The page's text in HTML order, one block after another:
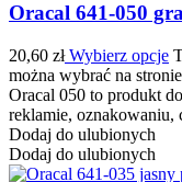
Oracal 641-050
20,60 złWybierz opcje
można wybrać na
Oracal 050 to produkt
reklamie, oznakowaniu,
Dodaj do ulubionych
Dodaj do ulubionych